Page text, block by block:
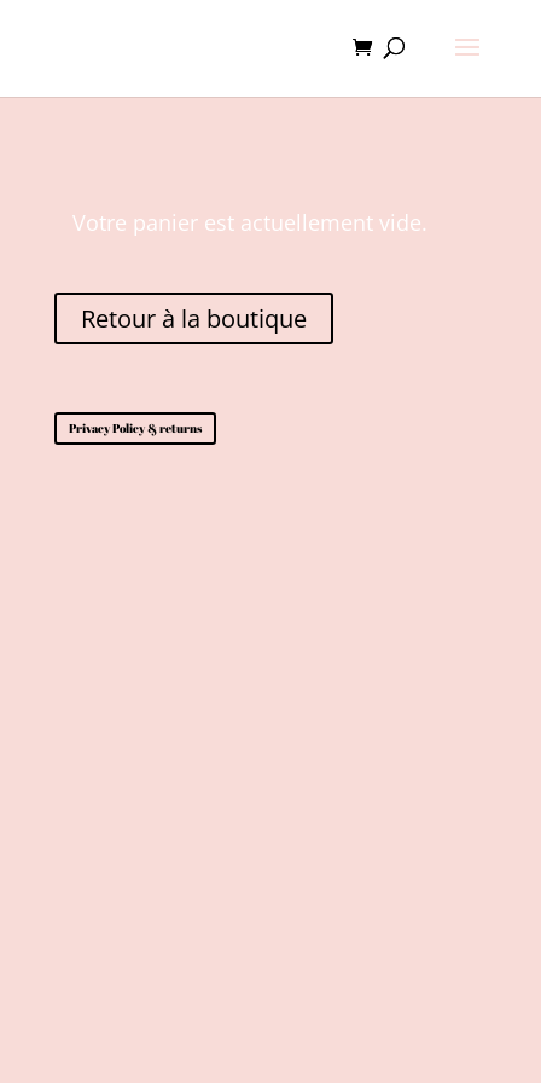
Votre panier est actuellement vide.
Retour à la boutique
Privacy Policy & returns